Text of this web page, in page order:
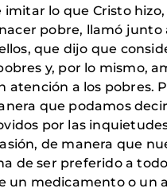
lo que Cristo
pobre, llamó junto
que dijo que
y, por lo mismo,
atención a los pobres.
que podamos
por las
de manera que
de ser preferido a
un medicamento o un